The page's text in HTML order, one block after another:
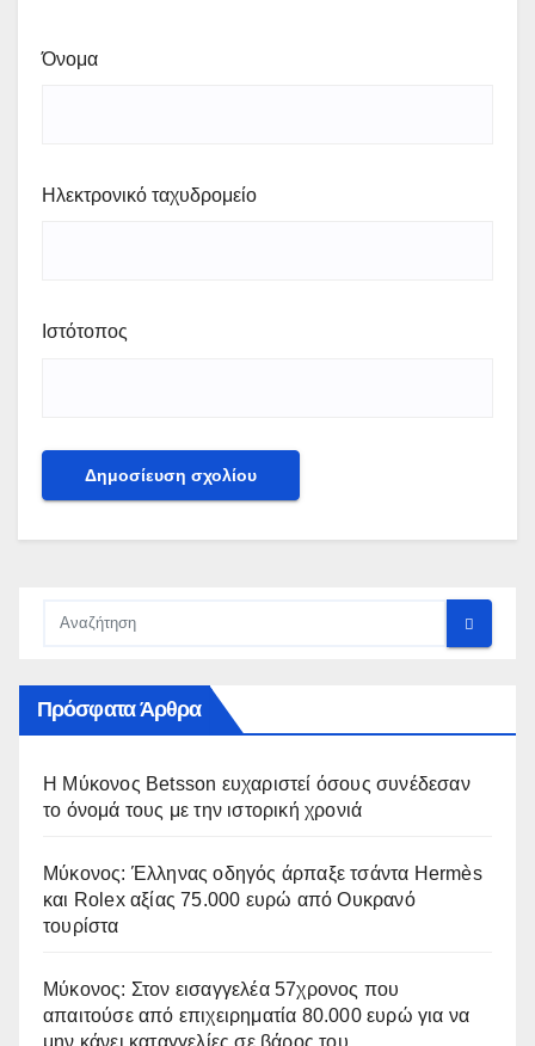
Όνομα
Ηλεκτρονικό ταχυδρομείο
Ιστότοπος
Πρόσφατα Άρθρα
Η Μύκονος Betsson ευχαριστεί όσους συνέδεσαν
το όνομά τους με την ιστορική χρονιά
Μύκονος: Έλληνας οδηγός άρπαξε τσάντα Hermès
και Rolex αξίας 75.000 ευρώ από Ουκρανό
τουρίστα
Μύκονος: Στον εισαγγελέα 57χρονος που
απαιτούσε από επιχειρηματία 80.000 ευρώ για να